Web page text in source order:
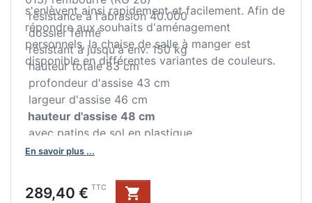
s'enlèvent ainsi rapidement et facilement. Afin de
répondre aux souhaits d'aménagement
personnels, la chaise de salle à manger est
disponible en différentes variantes de couleurs.
résistance à l'abrasion 40.000
dossier fermé
résistant à jusqu'à env. 150 kg
hauteur totale 83 cm
profondeur d'assise 43 cm
largeur d'assise 46 cm
hauteur d'assise 48 cm
avec patins de sol en plastique
livraison démontée
En savoir plus ...
Prix
289,40 € TTC
